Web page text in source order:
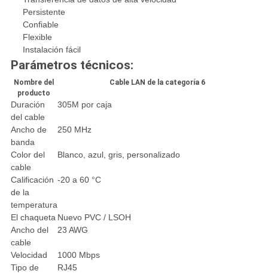
Persistente
Confiable
Flexible
Instalación fácil
Parámetros técnicos:
Nombre del
producto
Cable LAN de la categoría 6
Duración
del cable
305M por caja
Ancho de
banda
250 MHz
Color del
cable
Blanco, azul, gris, personalizado
Calificación
de la
temperatura
-20 a 60 °C
El chaqueta Nuevo PVC / LSOH
Ancho del
cable
23 AWG
Velocidad
1000 Mbps
Tipo de
RJ45